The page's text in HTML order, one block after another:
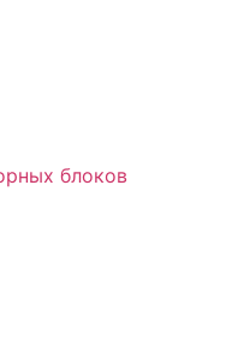
блоков